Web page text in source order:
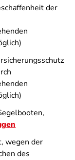
der
wegen der
des